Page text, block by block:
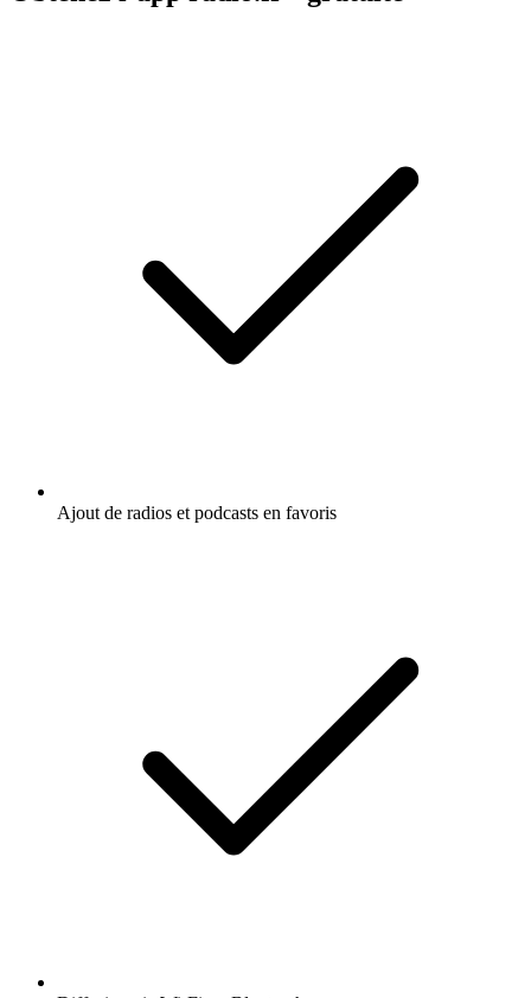
Ajout de radios et podcasts en favoris